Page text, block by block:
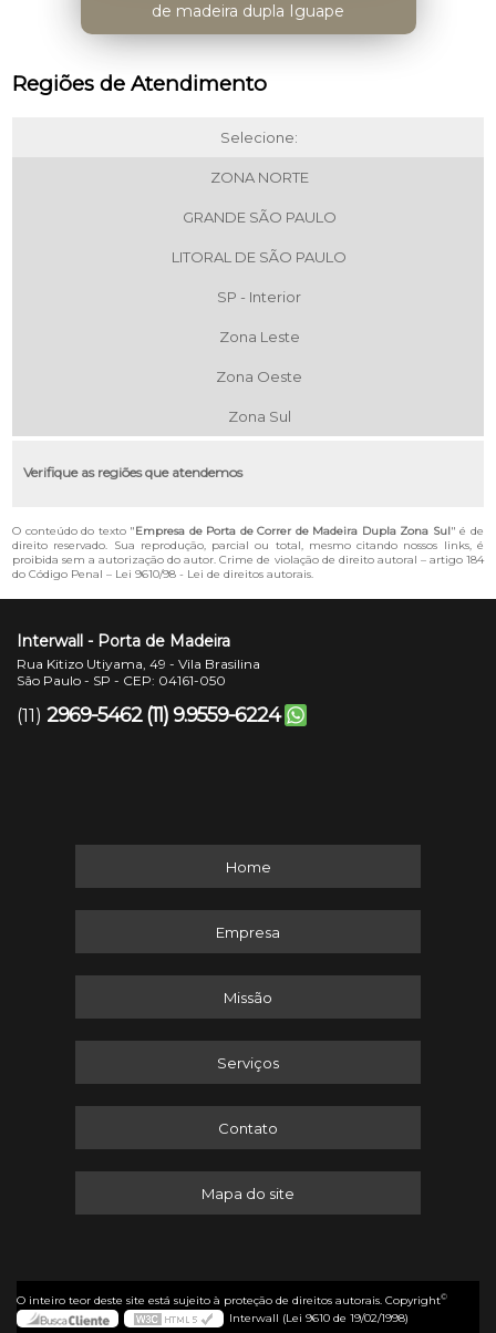
de madeira dupla Iguape
Regiões de Atendimento
Selecione:
ZONA NORTE
GRANDE SÃO PAULO
LITORAL DE SÃO PAULO
SP - Interior
Zona Leste
Zona Oeste
Zona Sul
Verifique as regiões que atendemos
O conteúdo do texto "Empresa de Porta de Correr de Madeira Dupla Zona Sul" é de
direito reservado. Sua reprodução, parcial ou total, mesmo citando nossos links, é
proibida sem a autorização do autor. Crime de violação de direito autoral – artigo 184
do Código Penal – Lei 9610/98 - Lei de direitos autorais.
Interwall - Porta de Madeira
Rua Kitizo Utiyama, 49 - Vila Brasilina
São Paulo - SP - CEP: 04161-050
(11) 2969-5462 (11) 9.9559-6224
Home
Empresa
Missão
Serviços
Contato
Mapa do site
O inteiro teor deste site está sujeito à proteção de direitos autorais. Copyright©
Interwall (Lei 9610 de 19/02/1998)